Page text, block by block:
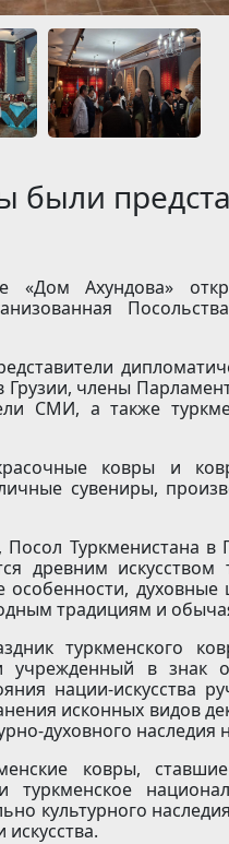
были
Ахундова»
Грузии, члены
СМИ, а также
ковры и
сувениры,
Туркменистана в
древним
традициям и
туркменского
учрежденный в знак
нации-искусства
исконных видов
духовного наследия
ковры,
культурного